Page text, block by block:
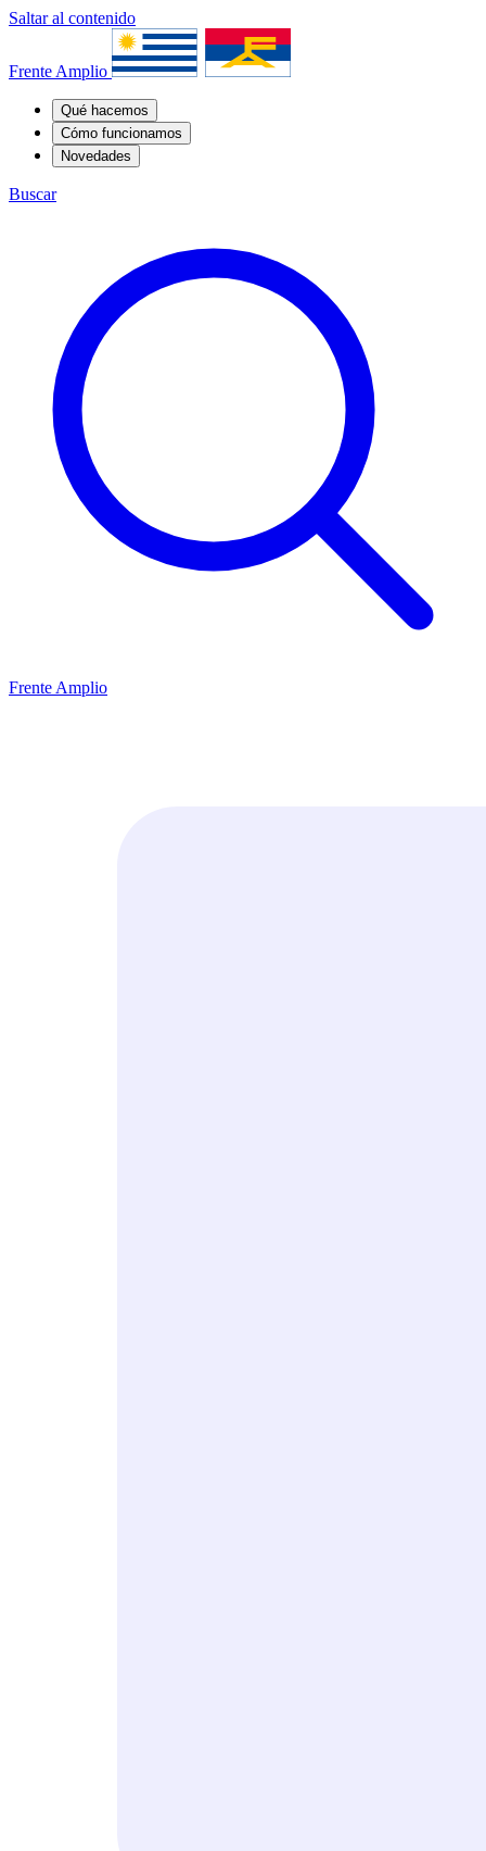
Saltar al contenido
Frente Amplio
Qué hacemos
Cómo funcionamos
Novedades
Buscar
Frente Amplio